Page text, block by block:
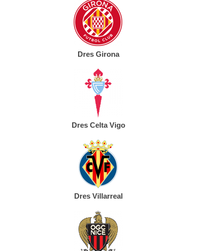
Dres Girona
Dres Celta Vigo
Dres Villarreal